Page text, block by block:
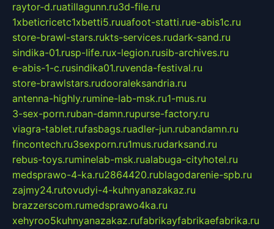
raytor-d.ruatillagunn.ru3d-file.ru
1xbeticricetc1xbetti5.ruuafoot-statti.rue-abis1c.ru
store-brawl-stars.rukts-services.rudark-sand.ru
sindika-01.rusp-life.rux-legion.rusib-archives.ru
e-abis-1-c.rusindika01.ruvenda-festival.ru
store-brawlstars.rudooraleksandria.ru
antenna-highly.rumine-lab-msk.ru1-mus.ru
3-sex-porn.ruban-damn.rupurse-factory.ru
viagra-tablet.rufasbags.ruadler-jun.rubandamn.ru
fincontech.ru3sexporn.ru1mus.rudarksand.ru
rebus-toys.ruminelab-msk.rualabuga-cityhotel.ru
medsprawo-4-ka.ru2864420.rublagodarenie-spb.ru
zajmy24.rutovudyi-4-kuhnyanazakaz.ru
brazzerscom.rumedsprawo4ka.ru
xehyroo5kuhnyanazakaz.rufabrikayfabrikaefabrika.ru